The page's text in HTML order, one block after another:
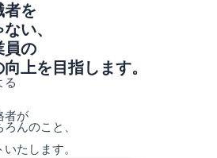
者を
い、
員の
上を目指します。
る
者が
んのこと、
たします。